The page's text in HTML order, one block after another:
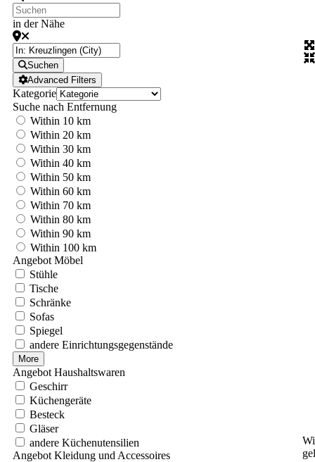
in der Nähe
Suchen
Advanced Filters
Kategorie
Suche nach Entfernung
Within 10 km
Within 20 km
Within 30 km
Within 40 km
Within 50 km
Within 60 km
Within 70 km
Within 80 km
Within 90 km
Within 100 km
Angebot Möbel
Stühle
Tische
Schränke
Sofas
Spiegel
andere Einrichtungsgegenstände
More
Angebot Haushaltswaren
Geschirr
Küchengeräte
Besteck
Gläser
andere Küchenutensilien
Angebot Kleidung und Accessoires